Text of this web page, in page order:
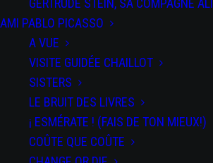
GERTRUDE STEIN, SA COMPAGNE
AMI PABLO PICASSO
A VUE
VISITE GUIDÉE CHAILLOT
SISTERS
LE BRUIT DES LIVRES
¡ ESMÉRATE ! (FAIS DE TON MIEUX!)
COÛTE QUE COÛTE
DATE
du 08 au 09
Fév 2024